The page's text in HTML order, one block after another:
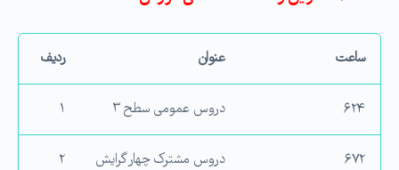
ساعت عنوان ردیف
دروس عمومی سطح ۳
دروس مشترک چهار گرایش